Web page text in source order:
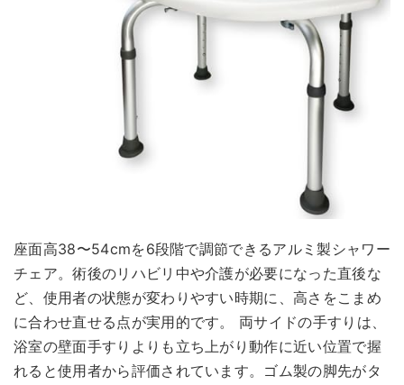
座面高38〜54cmを6段階で調節できるアルミ製シャワー
チェア。術後のリハビリ中や介護が必要になった直後な
ど、使用者の状態が変わりやすい時期に、高さをこまめ
に合わせ直せる点が実用的です。 両サイドの手すりは、
浴室の壁面手すりよりも立ち上がり動作に近い位置で握
れると使用者から評価されています。ゴム製の脚先がタ